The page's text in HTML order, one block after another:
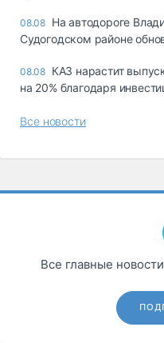
08.08 На автодороге
Судогодском районе
08.08 КАЗ нарастит
на 20% благодаря
Все новости
Все главные